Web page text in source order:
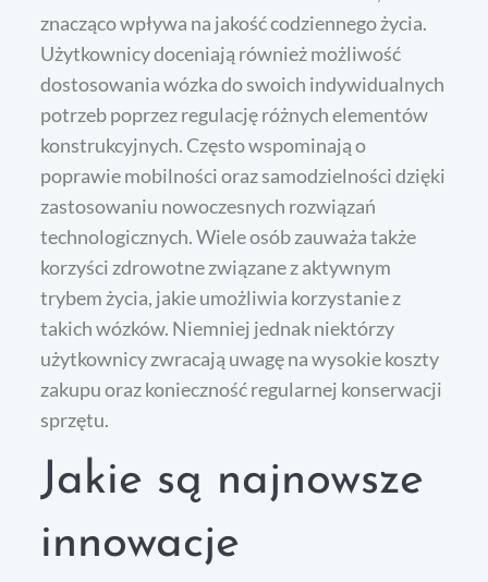
znacząco wpływa na jakość codziennego życia.
Użytkownicy doceniają również możliwość
dostosowania wózka do swoich indywidualnych
potrzeb poprzez regulację różnych elementów
konstrukcyjnych. Często wspominają o
poprawie mobilności oraz samodzielności dzięki
zastosowaniu nowoczesnych rozwiązań
technologicznych. Wiele osób zauważa także
korzyści zdrowotne związane z aktywnym
trybem życia, jakie umożliwia korzystanie z
takich wózków. Niemniej jednak niektórzy
użytkownicy zwracają uwagę na wysokie koszty
zakupu oraz konieczność regularnej konserwacji
sprzętu.
Jakie są najnowsze
innowacje